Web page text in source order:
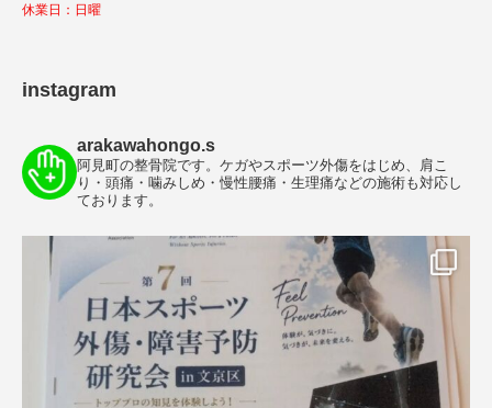
休業日：日曜
instagram
arakawahongo.s
阿見町の整骨院です。ケガやスポーツ外傷をはじめ、肩こ
り・頭痛・噛みしめ・慢性腰痛・生理痛などの施術も対応し
ております。